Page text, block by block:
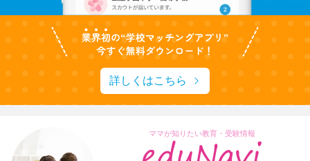
詳しくはこちら
ママが知りたい教育・受験情報